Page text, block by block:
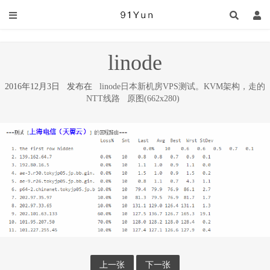
linode
2016年12月3日 发布在 linode日本新机房VPS测试。KVM架构，走的
NTT线路
原图(662x280)
上一张 下一张